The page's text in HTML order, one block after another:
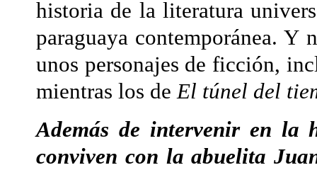
historia de la literatura
paraguaya contemporánea. Y
unos personajes de ficción,
mientras los deEl túnel del
Además de intervenir en la
conviven con la abuelita